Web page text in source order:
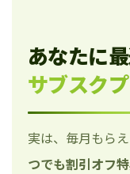
あなたに
サブスク
実は、毎月もら
つでも割引オフ特